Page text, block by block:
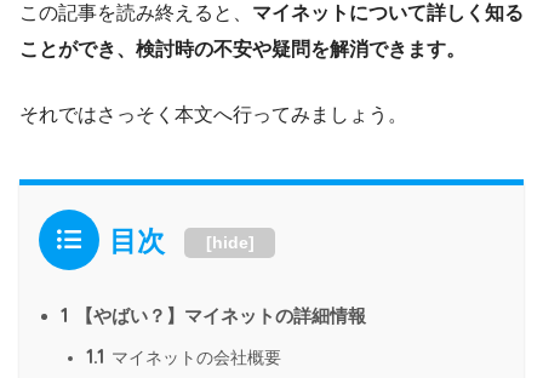
この記事を読み終えると、 マイネットについて詳しく知る
ことができ、検討時の不安や疑問を解消できます。
それではさっそく本文へ行ってみましょう。
目次 [hide]
1 【やばい？】マイネットの詳細情報
1.1 マイネットの会社概要